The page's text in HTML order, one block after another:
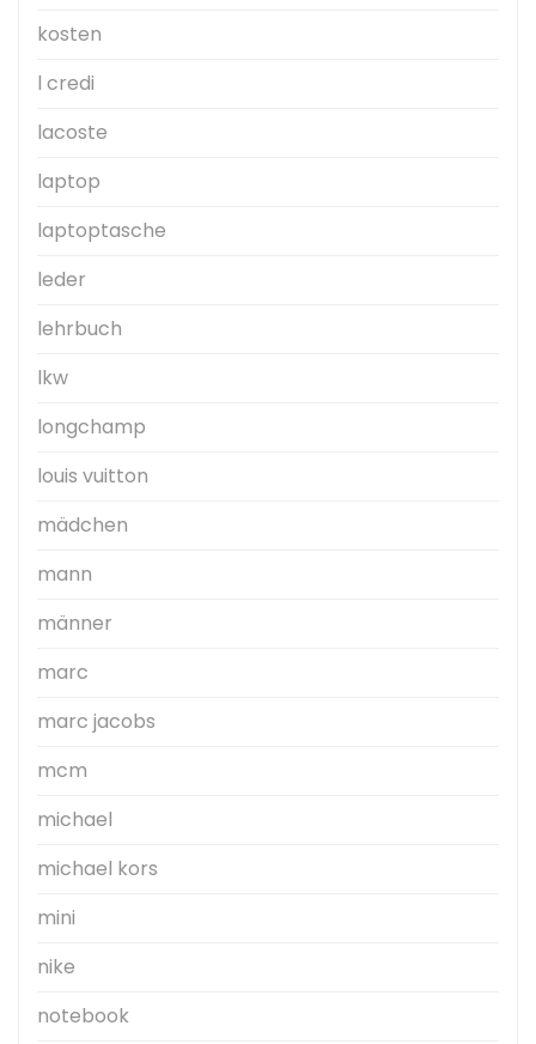
kosten
l credi
lacoste
laptop
laptoptasche
leder
lehrbuch
lkw
longchamp
louis vuitton
mädchen
mann
männer
marc
marc jacobs
mcm
michael
michael kors
mini
nike
notebook